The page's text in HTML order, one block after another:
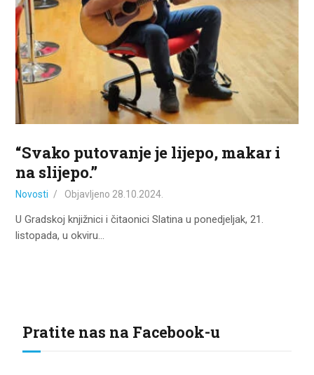
O KNJIŽNICI
ZA KORISNIKE
ODJELI
DOKUMENTI
KONTAKT
“Svako putovanje je lijepo, makar i
na slijepo.”
Novosti Objavljeno 28.10.2024.
U Gradskoj knjižnici i čitaonici Slatina u ponedjeljak, 21.
listopada, u okviru…
Pratite nas na Facebook-u